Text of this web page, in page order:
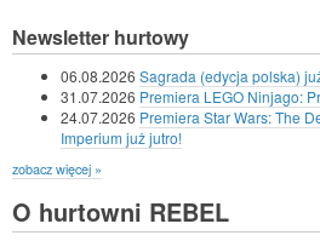
Newsletter hurtowy
06.08.2026 Sagrada (edycja polska)
31.07.2026 Premiera LEGO Ninjago:
24.07.2026 Premiera Star Wars: The
Imperium już jutro!
zobacz więcej »
O hurtowni REBEL